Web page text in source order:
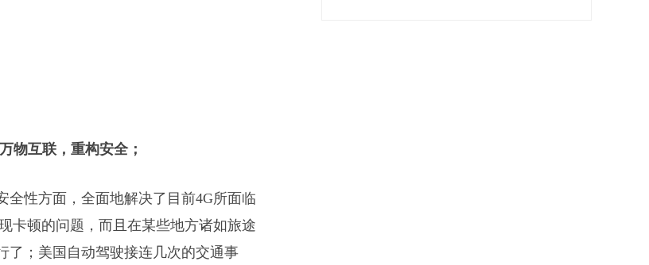
物互联，重构安全；
性方面，全面地解决了目前4G所面临
卡顿的问题，而且在某些地方诸如旅途
了；美国自动驾驶接连几次的交通事